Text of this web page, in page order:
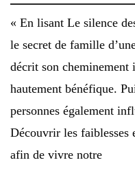
« En lisant Le silence
le secret de famille
décrit son cheminement
hautement bénéfique.
personnes également
Découvrir les faiblesses
afin de vivre notre